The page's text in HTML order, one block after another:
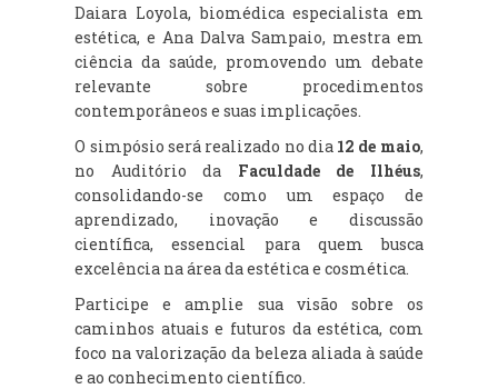
Daiara Loyola, biomédica especialista em
estética, e Ana Dalva Sampaio, mestra em
ciência da saúde, promovendo um debate
relevante sobre procedimentos
contemporâneos e suas implicações.
O simpósio será realizado no dia 12 de maio,
no Auditório da Faculdade de Ilhéus,
consolidando-se como um espaço de
aprendizado, inovação e discussão
científica, essencial para quem busca
excelência na área da estética e cosmética.
Participe e amplie sua visão sobre os
caminhos atuais e futuros da estética, com
foco na valorização da beleza aliada à saúde
e ao conhecimento científico.